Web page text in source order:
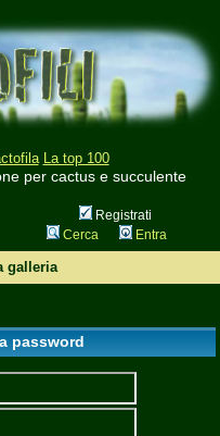
La top 100
per cactus e succulente
Registrati
Cerca Entra
galleria
password